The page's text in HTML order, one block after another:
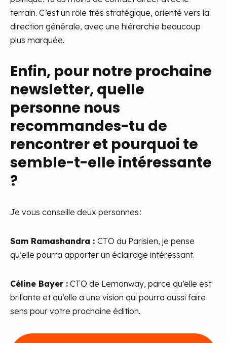
terrain. C’est un rôle très stratégique, orienté vers la
direction générale, avec une hiérarchie beaucoup
plus marquée.
Enfin, pour notre prochaine
newsletter, quelle
personne nous
recommandes-tu de
rencontrer et pourquoi te
semble-t-elle intéressante
?
Je vous conseille deux personnes :
Sam Ramashandra : CTO du Parisien, je pense
qu’elle pourra apporter un éclairage intéressant.
Céline Bayer : CTO de Lemonway, parce qu’elle est
brillante et qu’elle a une vision qui pourra aussi faire
sens pour votre prochaine édition.